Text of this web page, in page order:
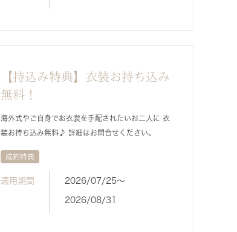
【持込み特典】衣装お持ち込み
無料！
海外式やご自身でお衣裳を手配されたいお二人に 衣
装お持ち込み無料♪ 詳細はお問合せください。
成約特典
適用期間 2026/07/25〜
2026/08/31